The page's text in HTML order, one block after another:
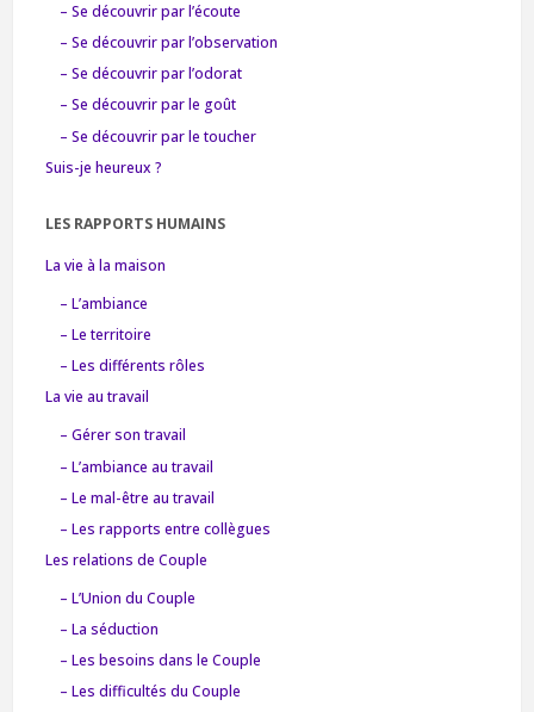
– Se découvrir par l’écoute
– Se découvrir par l’observation
– Se découvrir par l’odorat
– Se découvrir par le goût
– Se découvrir par le toucher
Suis-je heureux ?
LES RAPPORTS HUMAINS
La vie à la maison
– L’ambiance
– Le territoire
– Les différents rôles
La vie au travail
– Gérer son travail
– L’ambiance au travail
– Le mal-être au travail
– Les rapports entre collègues
Les relations de Couple
– L’Union du Couple
– La séduction
– Les besoins dans le Couple
– Les difficultés du Couple